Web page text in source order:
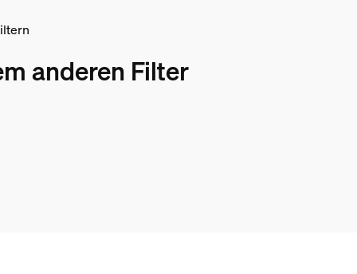
anderen Filter